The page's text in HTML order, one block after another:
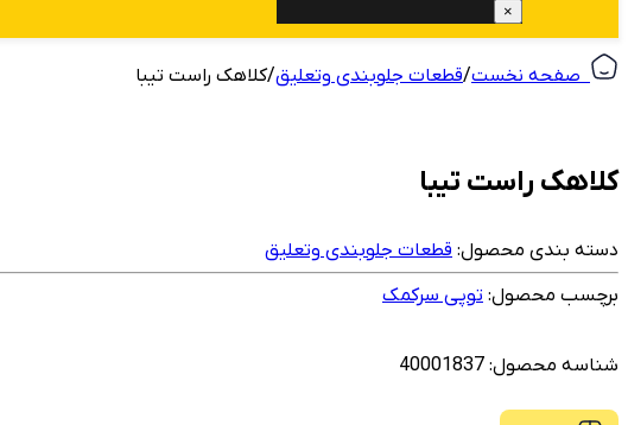
×
/قطعات جلوبندی وتعلیق/کلاهک راست تیبا
کلاهک راست تیبا
دسته بندی محصول: قطعات جلوبندی وتعلیق
برچسب محصول: توپی سرکمک
شناسه محصول: 40001837